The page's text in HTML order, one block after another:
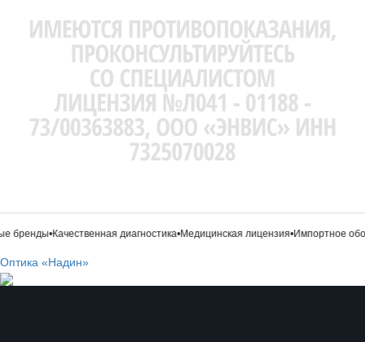
бренды•Качественная диагностика•Медицинская лицензия•Импортное
Оптика «Надин»